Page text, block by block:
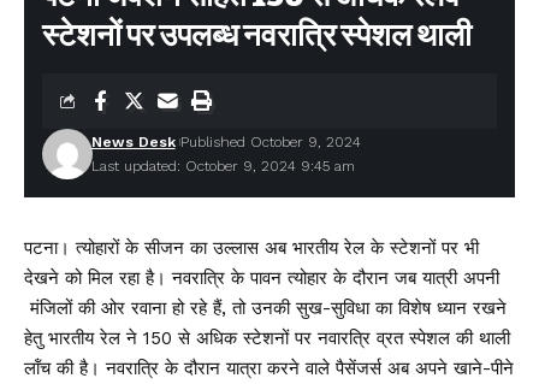
स्टेशनों पर उपलब्ध नवरात्रि स्पेशल थाली
Last updated: October 9, 2024 9:45 am
News Desk Published October 9, 2024
पटना। त्योहारों के सीजन का उल्लास अब भारतीय रेल के स्टेशनों पर भी
देखने को मिल रहा है। नवरात्रि के पावन त्योहार के दौरान जब यात्री अपनी
मंजिलों की ओर रवाना हो रहे हैं, तो उनकी सुख-सुविधा का विशेष ध्यान रखने
हेतु भारतीय रेल ने 150 से अधिक स्टेशनों पर नवारत्रि व्रत स्पेशल की थाली
लॉंच की है। नवरात्रि के दौरान यात्रा करने वाले पैसेंजर्स अब अपने खाने-पीने